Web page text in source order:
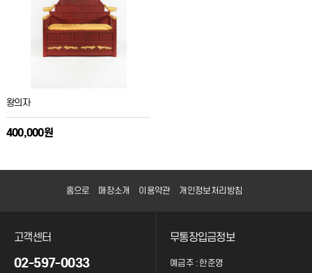
왕의자
400,000원
홈으로 매장소개 이용약관 개인정보처리방침
고객센터
02-597-0033
무통장입금정보
예금주 : 한준영